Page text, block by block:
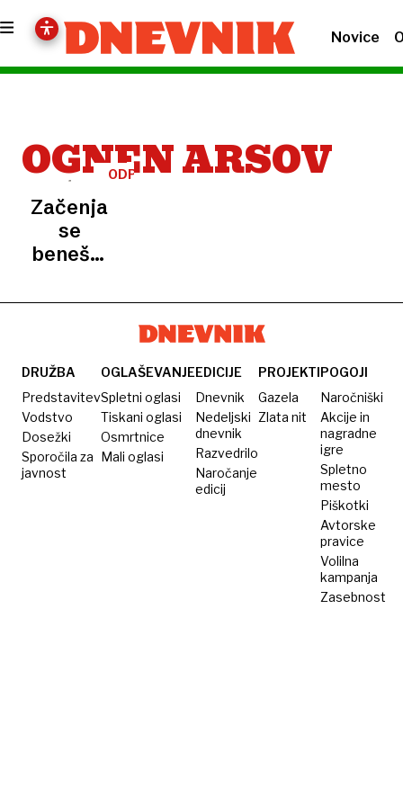
Novice
OGNEN ARSOV
ODPRTJE
Začenja
se
beneški
bienale:
slovenski
paviljon
DRUŽBA
Predstavitev
Vodstvo
Dosežki
Sporočila za
javnost
OGLAŠEVANJE
Spletni oglasi
Tiskani oglasi
Osmrtnice
Mali oglasi
EDICIJE
Dnevnik
Nedeljski
dnevnik
Razvedrilo
Naročanje
edicij
PROJEKTI
Gazela
Zlata nit
POGOJI
Naročniški
Akcije in
nagradne
igre
Spletno
mesto
Piškotki
Avtorske
pravice
Volilna
kampanja
Zasebnost